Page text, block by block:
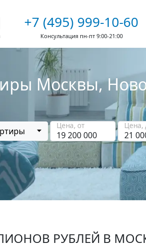
+7 (495) 999-10-60
Консультация пн-пт 9:00-21:00
Москвы,
Цена, от Цена,
РУБЛЕЙ В